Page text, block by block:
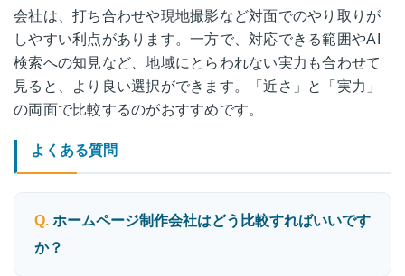
会社は、打ち合わせや現地撮影など対面でのやり取りが
しやすい利点があります。一方で、対応できる範囲やAI
検索への知見など、地域にとらわれない実力も合わせて
見ると、より良い選択ができます。「近さ」と「実力」
の両面で比較するのがおすすめです。
よくある質問
ホームページ制作会社はどう比較すればいいです
か？